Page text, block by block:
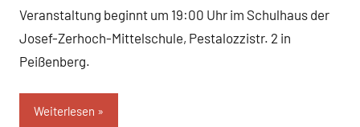
Veranstaltung beginnt um 19:00 Uhr im Schulhaus der
Josef-Zerhoch-Mittelschule, Pestalozzistr. 2 in
Peißenberg.
Weiterlesen